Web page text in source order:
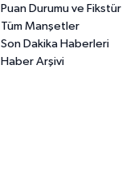
Puan Durumu ve Fikstür
Tüm Manşetler
Son Dakika Haberleri
Haber Arşivi